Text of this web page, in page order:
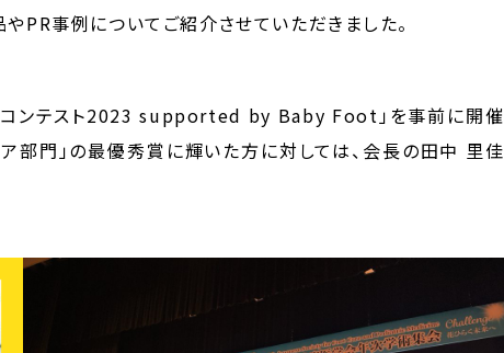
やPR事例についてご紹介させていただきました。
コンテスト2023 supported by Baby Foot」を事前に開催
ア部門」の最優秀賞に輝いた方に対しては、会長の田中 里佳